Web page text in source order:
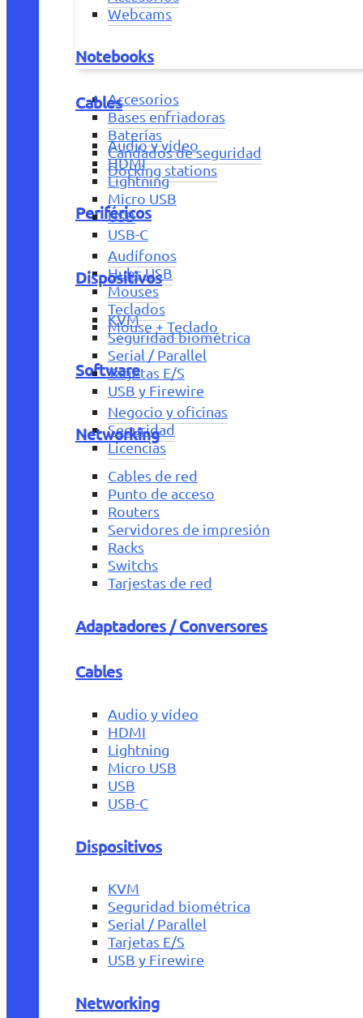
Webcams
Notebooks
Accesorios
Bases enfriadoras
Baterías
Candados de seguridad
Docking stations
Periféricos
Audífonos
Hubs USB
Mouses
Teclados
Mouse + Teclado
Software
Negocio y oficinas
Seguridad
Licencias
Cables
Audio y vídeo
HDMI
Lightning
Micro USB
USB
USB-C
Dispositivos
KVM
Seguridad biométrica
Serial / Parallel
Tarjetas E/S
USB y Firewire
Networking
Cables de red
Punto de acceso
Routers
Servidores de impresión
Racks
Switchs
Tarjestas de red
Adaptadores / Conversores
Cables
Audio y vídeo
HDMI
Lightning
Micro USB
USB
USB-C
Dispositivos
KVM
Seguridad biométrica
Serial / Parallel
Tarjetas E/S
USB y Firewire
Networking